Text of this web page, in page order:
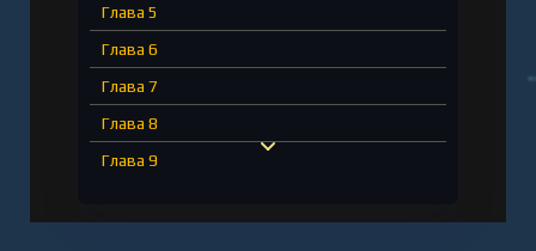
Глава 5
Глава 6
Глава 7
Глава 8
Глава 9